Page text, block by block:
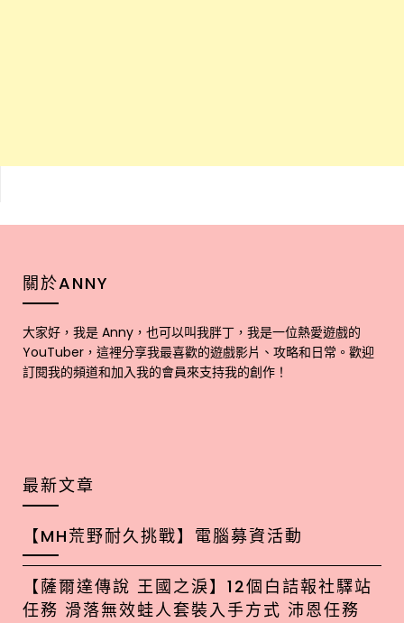
關於ANNY
大家好，我是 Anny，也可以叫我胖丁，我是一位熱愛遊戲的
YouTuber，這裡分享我最喜歡的遊戲影片、攻略和日常。歡迎
訂閱我的頻道和加入我的會員來支持我的創作！
最新文章
【MH荒野耐久挑戰】電腦募資活動
【薩爾達傳說 王國之淚】12個白詰報社驛站
任務 滑落無效蛙人套裝入手方式 沛恩任務